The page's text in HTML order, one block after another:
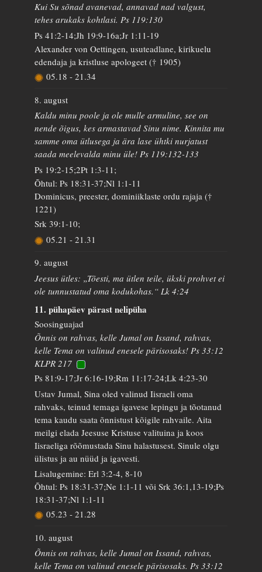
Kui Su sõnad avanevad, annavad nad valgust,
tehes arukaks kohtlasi. Ps 119:130
Ps 41:2-14;Jh 19:9-16a;Jr 1:11-19
Alexander von Oettingen, usuteadlane, kirikuelu
edendaja ja kristluse apologeet († 1905)
05.18 - 21.34
8. august
Kaldu minu poole ja ole mulle armuline, see on
nende õigus, kes armastavad Sinu nime. Kinnita mu
samme oma ütlusega ja ära lase ühtki nurjatust
saada meelevalda minu üle! Ps 119:132-133
Ps 19:2-15;2Pt 1:3-11;
Õhtul: Ps 18:31-37;Nl 1:1-11
Dominicus, preester, dominiiklaste ordu rajaja (†
1221)
Srk 39:1-10;
05.21 - 21.31
9. august
Jeesus ütles: „Tõesti, ma ütlen teile, ükski prohvet ei
ole tunnustatud oma kodukohas.“ Lk 4:24
11. pühapäev pärast nelipüha
Soosinguajad
Õnnis on rahvas, kelle Jumal on Issand, rahvas,
kelle Tema on valinud enesele pärisosaks! Ps 33:12
KLPR 217
Ps 81:9-17;Jr 6:16-19;Rm 11:17-24;Lk 4:23-30
Ustav Jumal, Sina oled valinud Iisraeli oma
rahvaks, teinud temaga igavese lepingu ja tõotanud
tema kaudu saata õnnistust kõigile rahvaile. Aita
meilgi elada Jeesuse Kristuse valituina ja koos
Iisraeliga rõõmustada Sinu halastusest. Sinule olgu
ülistus ja au nüüd ja igavesti.
Lisalugemine: Erl 3:2-4, 8-10
Õhtul: Ps 18:31-37;Ne 1:1-11 või Srk 36:1,13-19;Ps
18:31-37;Nl 1:1-11
05.23 - 21.28
10. august
Õnnis on rahvas, kelle Jumal on Issand, rahvas,
kelle Tema on valinud enesele pärisosaks. Ps 33:12